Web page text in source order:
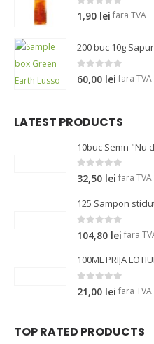
0 out of 5
1,90 lei fara TVA
200 buc 10g
out of 5
60,00 lei fara TVA
LATEST PRODUCTS
0 out of 5
32,50 lei fara TVA
out of 5
104,80 lei fara
100ML PRIJA
0 out of 5
21,00 lei fara TVA
TOP RATED PRODUCTS